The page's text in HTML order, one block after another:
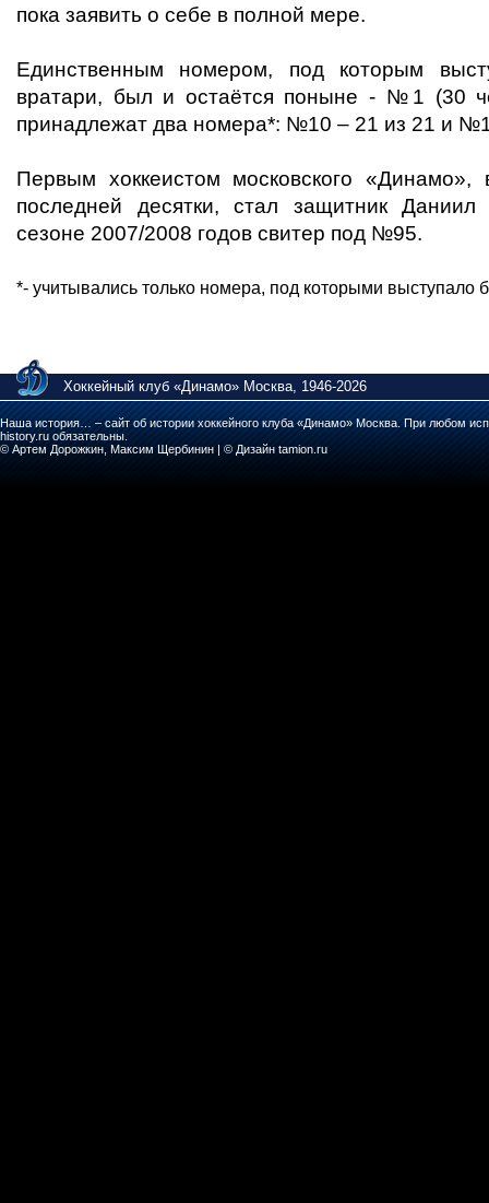
пока заявить о себе в полной мере.
Единственным номером, под которым
вратари, был и остаётся поныне - №1 (30
принадлежат два номера*: №10 – 21 из 21 и
Первым хоккеистом московского
последней десятки, стал защитник
сезоне 2007/2008 годов свитер под №95.
*- учитывались только номера, под которыми выступало
Хоккейный клуб «Динамо» Москва, 1946-2026
Наша история… – сайт об истории хоккейного клуба «Динамо» Москва. При любом
history.ru обязательны.
© Артем Дорожкин, Максим Щербинин | © Дизайн tamion.ru